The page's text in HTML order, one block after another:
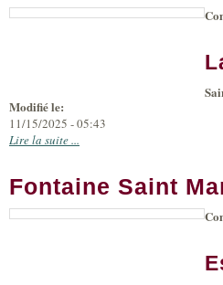
Leaflet|
Modifié le:
11/15/2025 - 05:43
Lire la suite ...
Fontaine Saint